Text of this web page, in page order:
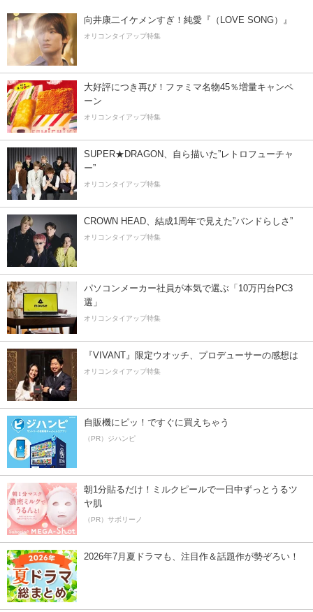
向井康二イケメンすぎ！純愛『（LOVE SONG）』
オリコンタイアップ特集
大好評につき再び！ファミマ名物45％増量キャンペ
ーン
オリコンタイアップ特集
SUPER★DRAGON、自ら描いた”レトロフューチャ
ー”
オリコンタイアップ特集
CROWN HEAD、結成1周年で見えた”バンドらしさ”
オリコンタイアップ特集
パソコンメーカー社員が本気で選ぶ「10万円台PC3
選」
オリコンタイアップ特集
『VIVANT』限定ウオッチ、プロデューサーの感想は
オリコンタイアップ特集
自販機にピッ！ですぐに買えちゃう
（PR）ジハンピ
朝1分貼るだけ！ミルクピールで一日中ずっとうるツ
ヤ肌
（PR）サボリーノ
2026年7月夏ドラマも、注目作＆話題作が勢ぞろい！